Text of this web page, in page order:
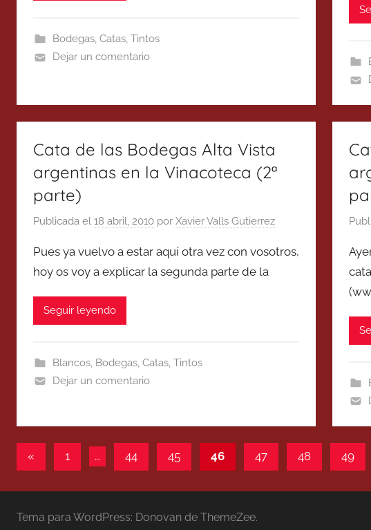
Bodegas, Catas, Tintos
Dejar un comentario
Cata de las Bodegas Alta Vista
argentinas en la Vinacoteca (2ª
parte)
Publicada el 18 abril, 2010 por Xavier Valls Gutierrez
Pues ya vuelvo a estar aquí otra vez con vosotros,
hoy os voy a explicar la segunda parte de la
Seguir leyendo
Blancos, Bodegas, Catas, Tintos
Dejar un comentario
Paginación
« Entradas
1 … 44 45 46 47 48 49
Tema para WordPress: Donovan de ThemeZee.